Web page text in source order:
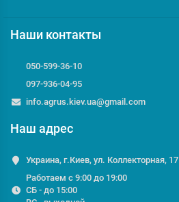
Наши контакты
050-599-36-10
097-936-04-95
info.agrus.kiev.ua@gmail.com
Наш адрес
Украина, г.Киев, ул. Коллекторная, 17
Работаем с 9:00 до 19:00
СБ - до 15:00